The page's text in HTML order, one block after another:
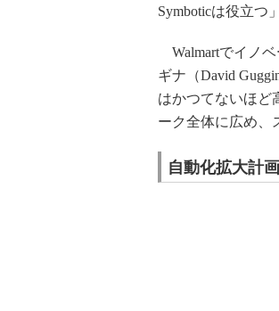
Symboticは役立つ
Walmartでイノ
ギナ（David
はかつてないほど
ーク全体に広め、
自動化拡大計